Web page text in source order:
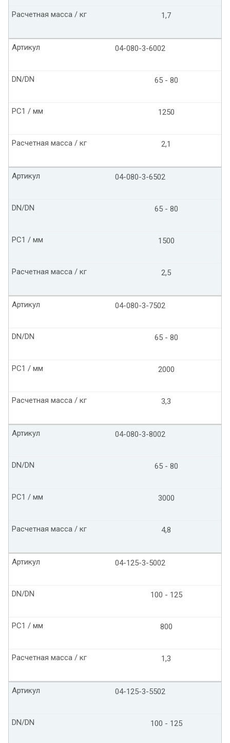
1,7
Расчетная масса / кг
04-080-3-6002
Артикул
65 - 80
DN/DN
1250
PC1 / мм
2,1
Расчетная масса / кг
04-080-3-6502
Артикул
65 - 80
DN/DN
1500
PC1 / мм
2,5
Расчетная масса / кг
04-080-3-7502
Артикул
65 - 80
DN/DN
2000
PC1 / мм
3,3
Расчетная масса / кг
04-080-3-8002
Артикул
65 - 80
DN/DN
3000
PC1 / мм
4,8
Расчетная масса / кг
04-125-3-5002
Артикул
100 - 125
DN/DN
800
PC1 / мм
1,3
Расчетная масса / кг
04-125-3-5502
Артикул
100 - 125
DN/DN